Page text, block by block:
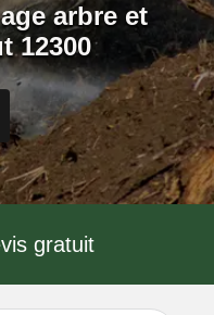
arbre et
12300
gratuit